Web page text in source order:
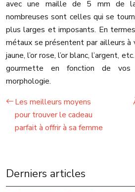
avec une maille de 5 mm de
nombreuses sont celles qui se
plus larges et imposants. En
métaux se présentent par ailleurs à
jaune, l’or rose, l’or blanc, l’argent,
gourmette en fonction de
morphologie.
Les meilleurs moyens
pour trouver le cadeau
parfait à offrir à sa femme
Derniers articles